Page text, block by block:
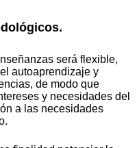
será flexible,
autoaprendizaje y
de modo que
y necesidades del
a las necesidades